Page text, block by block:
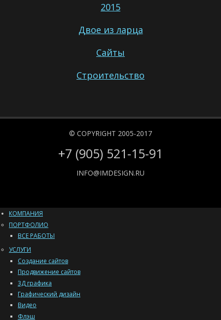
2015
Двое из ларца
Сайты
Строительство
© COPYRIGHT 2005-2017
+7 (905) 521-15-91
INFO@IMDESIGN.RU
КОМПАНИЯ
ПОРТФОЛИО
ВСЕ РАБОТЫ
УСЛУГИ
Создание сайтов
Продвижение сайтов
3Д графика
Графический дизайн
Видео
Флэш